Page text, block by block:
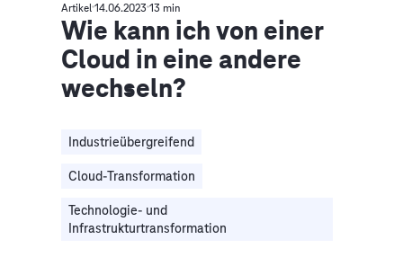
Artikel 14.06.2023 13 min
Wie kann ich von einer
Cloud in eine andere
wechseln?
Industrieübergreifend
Cloud-Transformation
Technologie- und
Infrastrukturtransformation